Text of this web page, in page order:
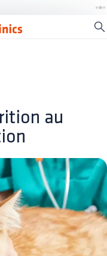
au